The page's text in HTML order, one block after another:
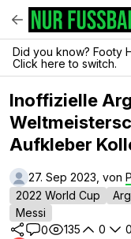
Did you know? Footy
Click here to switch.
Inoffizielle
Aufkleber
27. Sep 2023, von
2022 World Cup
Messi
0
135 0
0